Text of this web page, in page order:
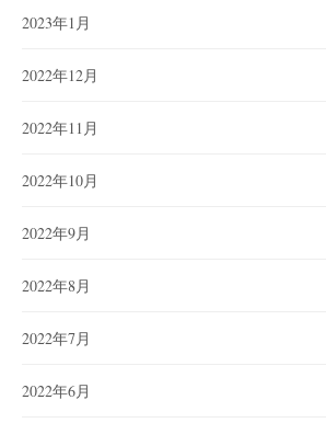
2023年1月
2022年12月
2022年11月
2022年10月
2022年9月
2022年8月
2022年7月
2022年6月